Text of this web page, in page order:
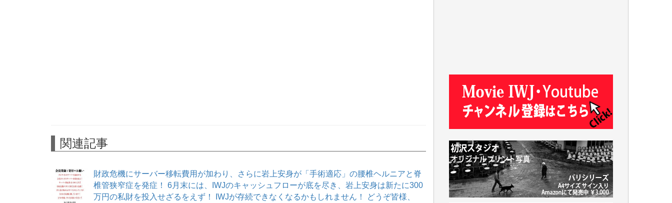
関連記事
財政危機にサーバー移転費用が加わり、さらに岩上安身が「手術適応」の腰椎ヘルニアと脊
椎管狭窄症を発症！ 6月末には、IWJのキャッシュフローが底を尽き、岩上安身は新たに300
万円の私財を投入せざるをえず！ IWJが存続できなくなるかもしれません！ どうぞ皆様、
マシオン恵美香 様
平野智生 様
山本賢二 様
吉住俊昭 様
徳山匡 様
金 盛起 様
塩川 晃平 様
松本益美 様
井出 隆太 様
及川昭男 様
岩井祐子 様